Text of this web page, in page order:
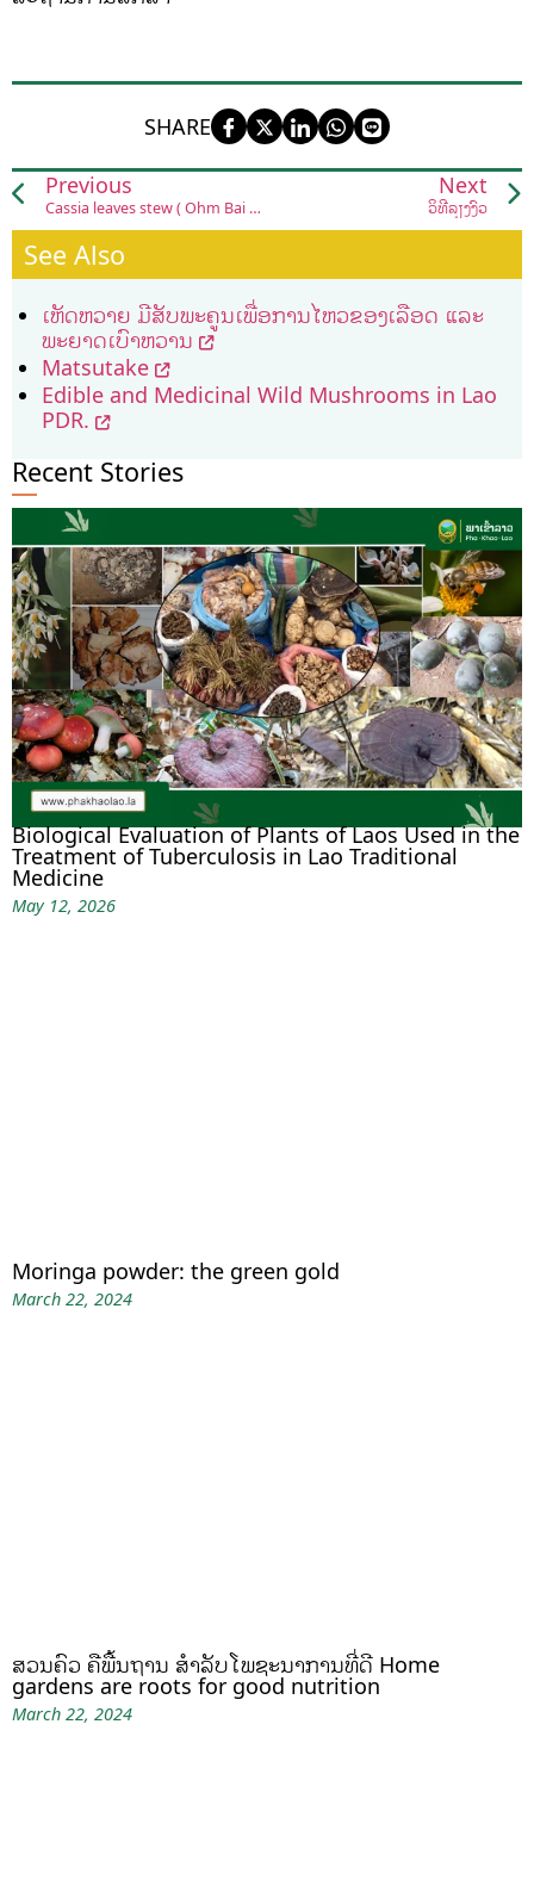
SHARE
Previous
Cassia leaves stew ( Ohm Bai Khie Lek sai Nung)
Next
ວິທີລ້ຽງງົວ
See Also
ເຫັດຫວາຍ ມີສັບພະຄູນເພື່ອການໄຫວຂອງເລືອດ ແລະ
ພະຍາດເບົາຫວານ
Matsutake
Edible and Medicinal Wild Mushrooms in Lao
PDR.
Recent Stories
Biological Evaluation of Plants of Laos Used in the
Treatment of Tuberculosis in Lao Traditional
Medicine
May 12, 2026
Moringa powder: the green gold
March 22, 2024
ສວນຄົວ ຄືພື້ນຖານ ສໍາລັບໂພຊະນາການທີ່ດີ Home
gardens are roots for good nutrition
March 22, 2024